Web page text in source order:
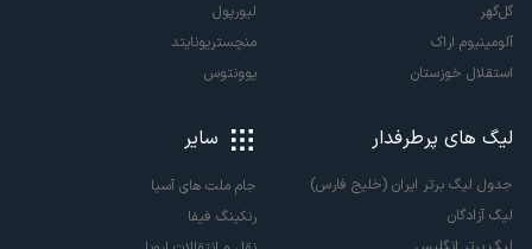
گل‌گهر
آلومینیوم اراک
استقلال خوزستان
لیورپول
منچستریونایتد
یوونتوس
لیگ های پرطرفدار
جدول لیگ برتر ایران (خلیج فارس)
لیگ آزادگان
سایر
جام ملت های آسیا
رنکینگ فیفا